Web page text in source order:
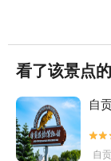
看了该景点
自
自